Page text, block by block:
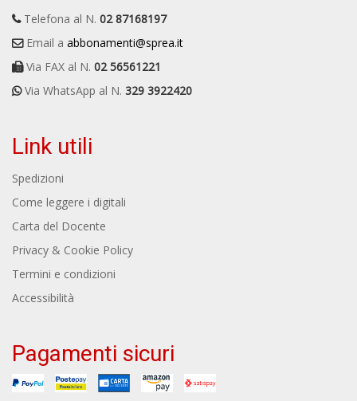
Telefona al N. 02 87168197
Email a abbonamenti@sprea.it
Via FAX al N. 02 56561221
Via WhatsApp al N. 329 3922420
Link utili
Spedizioni
Come leggere i digitali
Carta del Docente
Privacy & Cookie Policy
Termini e condizioni
Accessibilità
Pagamenti sicuri